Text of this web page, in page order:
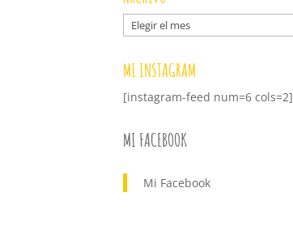
Archivo
MI INSTAGRAM
[instagram-feed num=6 cols=2]
MI FACEBOOK
Mi Facebook